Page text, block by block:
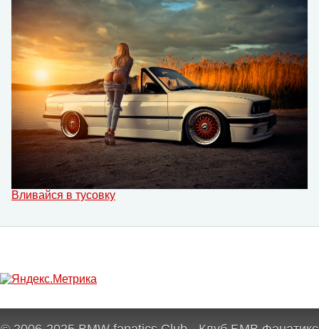
Вливайся в тусовку